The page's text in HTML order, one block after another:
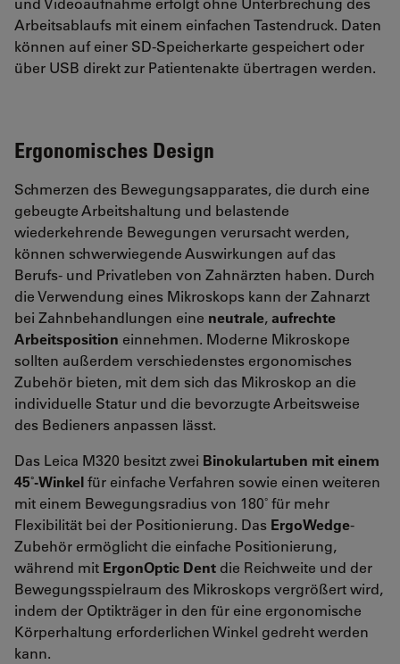
Arbeitsablaufs mit einem einfachen Tastendruck. Daten
können auf einer SD-Speicherkarte gespeichert oder
über USB direkt zur Patientenakte übertragen werden.
Ergonomisches Design
Schmerzen des Bewegungsapparates, die durch eine
gebeugte Arbeitshaltung und belastende
wiederkehrende Bewegungen verursacht werden,
können schwerwiegende Auswirkungen auf das
Berufs- und Privatleben von Zahnärzten haben. Durch
die Verwendung eines Mikroskops kann der Zahnarzt
bei Zahnbehandlungen eine neutrale,aufrechte
Arbeitsposition einnehmen. Moderne Mikroskope
sollten außerdem verschiedenstes ergonomisches
Zubehör bieten, mit dem sich das Mikroskop an die
individuelle Statur und die bevorzugte Arbeitsweise
des Bedieners anpassen lässt.
Das Leica M320 besitzt zwei Binokulartuben mit einem
45˚-Winkelfür einfache Verfahren sowie einen weiteren
mit einem Bewegungsradius von 180˚ für mehr
Flexibilität bei der Positionierung. Das ErgoWedge-
Zubehör ermöglicht die einfache Positionierung,
während mit ErgonOptic Dent die Reichweite und der
Bewegungsspielraum des Mikroskops vergrößert wird,
indem der Optikträger in den für eine ergonomische
Körperhaltung erforderlichen Winkel gedreht werden
kann.